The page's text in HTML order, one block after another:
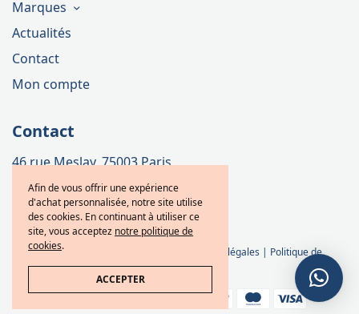
Marques
Actualités
Contact
Mon compte
Contact
46 rue Meslay, 75003 Paris
Téléphone : 01 42 72 15 27
E-mail : contact@akrshoes.fr
Conditions générales de ventes Mention légales | Politique de
confidentialités
Afin de vous offrir une expérience
d'achat personnalisée, notre site utilise
des cookies. En continuant à utiliser ce
site, vous acceptez notre politique de
cookies.
ACCEPTER